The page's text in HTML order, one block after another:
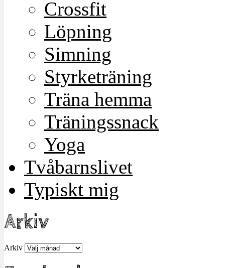
Crossfit
Löpning
Simning
Styrketräning
Träna hemma
Träningssnack
Yoga
Tvåbarnslivet
Typiskt mig
Arkiv
Arkiv